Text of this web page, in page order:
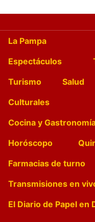
La Pampa
Espectáculos
Turismo
Salud
Culturales
Cocina y
Horóscopo
Farmacias de turno
Transmisiones en
El Diario de Papel en